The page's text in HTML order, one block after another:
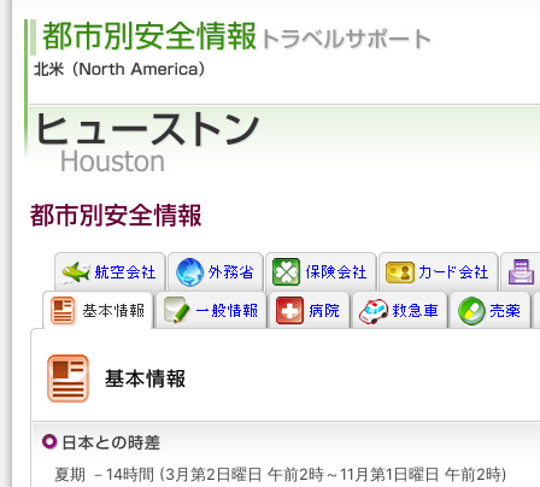
夏期 －14時間 (3月第2日曜日 午前2時～11月第1日曜日 午前2時)